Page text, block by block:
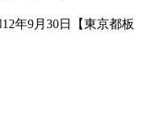
年9月30日【東京都板